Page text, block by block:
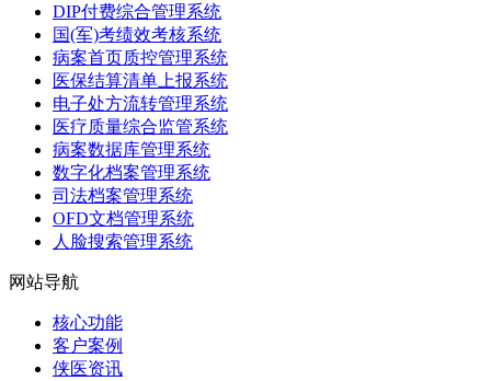
DIP付费综合管理系统
国(军)考绩效考核系统
病案首页质控管理系统
医保结算清单上报系统
电子处方流转管理系统
医疗质量综合监管系统
病案数据库管理系统
数字化档案管理系统
司法档案管理系统
OFD文档管理系统
人脸搜索管理系统
网站导航
核心功能
客户案例
侠医资讯